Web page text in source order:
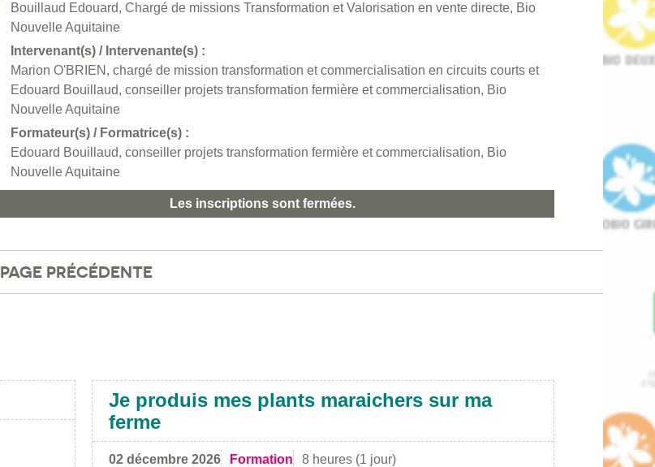
Bouillaud Edouard, Chargé de missions Transformation et Valorisation en vente directe, Bio
Nouvelle Aquitaine
Intervenant(s) / Intervenante(s) :
Marion O'BRIEN, chargé de mission transformation et commercialisation en circuits courts et
Edouard Bouillaud, conseiller projets transformation fermière et commercialisation, Bio
Nouvelle Aquitaine
Formateur(s) / Formatrice(s) :
Edouard Bouillaud, conseiller projets transformation fermière et commercialisation, Bio
Nouvelle Aquitaine
Les inscriptions sont fermées.
PAGE PRÉCÉDENTE
Je produis mes plants maraichers sur ma
ferme
02 décembre 2026 Formation 8 heures (1 jour)